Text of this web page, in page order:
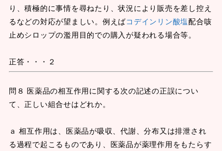
り、積極的に事情を尋ねたり、状況により販売を差し控え
るなどの対応が望ましい。例えばコデインリン酸塩配合咳
止めシロップの濫用目的での購入が疑われる場合等。
正答・・・２
問８ 医薬品の相互作用に関する次の記述の正誤につい
て、正しい組合せはどれか。
ａ 相互作用は、医薬品が吸収、代謝、分布又は排泄され
る過程で起こるものであり、医薬品が薬理作用をもたらす